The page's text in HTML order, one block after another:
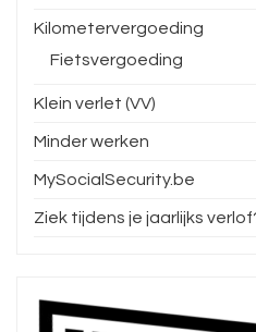
Kilometervergoeding
Fietsvergoeding
Klein verlet (VV)
Minder werken
MySocialSecurity.be
Ziek tijdens je jaarlijks